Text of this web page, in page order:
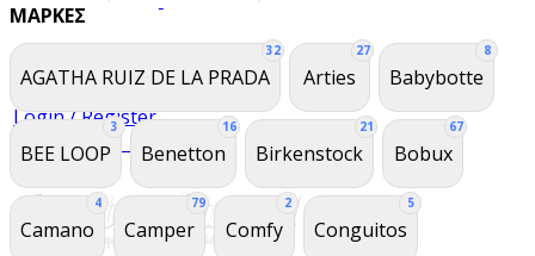
Ποιοι είμαστε
Επικοινωνία
Login / Register
0items/€0,00
Menu
29/30
5 190 5 3
33.5
2
34
3
34.5
159
105
38.5
ΜΆΡΚΕΣ
32
AGATHA RUIZ DE LA PRADA
27
Arties
8
Babybotte
3
BEE LOOP
16
Benetton
21
Birkenstock
67
Bobux
4
Camano
79
Camper
2
Comfy
5
Conguitos